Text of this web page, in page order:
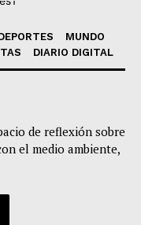
MUNDO
DIARIO DIGITAL
de reflexión sobre
el medio ambiente,